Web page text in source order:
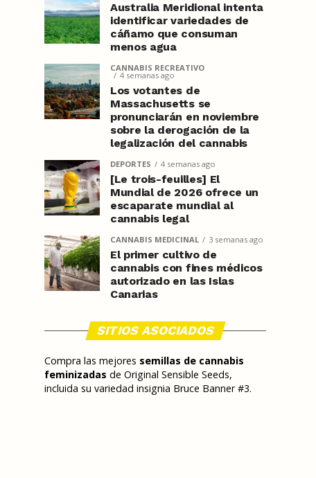
Australia Meridional intenta
identificar variedades de
cáñamo que consuman
menos agua
CANNABIS RECREATIVO
4 semanas ago
Los votantes de
Massachusetts se
pronunciarán en noviembre
sobre la derogación de la
legalización del cannabis
DEPORTES 4 semanas ago
[Le trois-feuilles] El
Mundial de 2026 ofrece un
escaparate mundial al
cannabis legal
CANNABIS MEDICINAL 3 semanas ago
El primer cultivo de
cannabis con fines médicos
autorizado en las Islas
Canarias
SITIOS ASOCIADOS
Compra las mejores semillas de cannabis
feminizadas de Original Sensible Seeds,
incluida su variedad insignia Bruce Banner #3.